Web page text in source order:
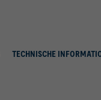
TECHNISCHE